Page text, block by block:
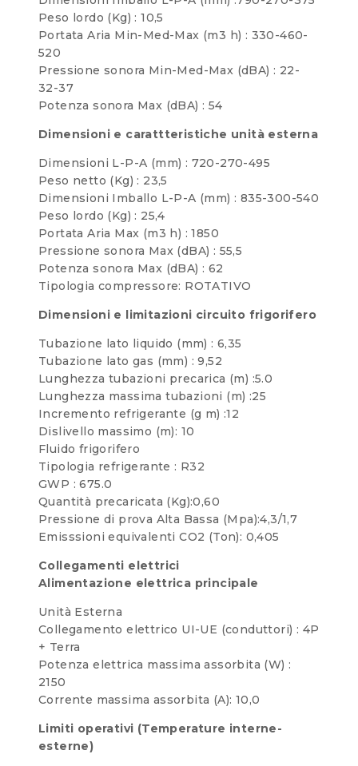
Peso lordo (Kg) : 10,5
Portata Aria Min-Med-Max (m3 h) : 330-460-
520
Pressione sonora Min-Med-Max (dBA) : 22-
32-37
Potenza sonora Max (dBA) : 54
Dimensioni e carattteristiche unità esterna
Dimensioni L-P-A (mm) : 720-270-495
Peso netto (Kg) : 23,5
Dimensioni Imballo L-P-A (mm) : 835-300-540
Peso lordo (Kg) : 25,4
Portata Aria Max (m3 h) : 1850
Pressione sonora Max (dBA) : 55,5
Potenza sonora Max (dBA) : 62
Tipologia compressore: ROTATIVO
Dimensioni e limitazioni circuito frigorifero
Tubazione lato liquido (mm) : 6,35
Tubazione lato gas (mm) : 9,52
Lunghezza tubazioni precarica (m) :5.0
Lunghezza massima tubazioni (m) :25
Incremento refrigerante (g m) :12
Dislivello massimo (m): 10
Fluido frigorifero
Tipologia refrigerante : R32
GWP : 675.0
Quantità precaricata (Kg):0,60
Pressione di prova Alta Bassa (Mpa):4,3/1,7
Emisssioni equivalenti CO2 (Ton): 0,405
Collegamenti elettrici
Alimentazione elettrica principale
Unità Esterna
Collegamento elettrico UI-UE (conduttori) : 4P
+ Terra
Potenza elettrica massima assorbita (W) :
2150
Corrente massima assorbita (A): 10,0
Limiti operativi (Temperature interne-
esterne)